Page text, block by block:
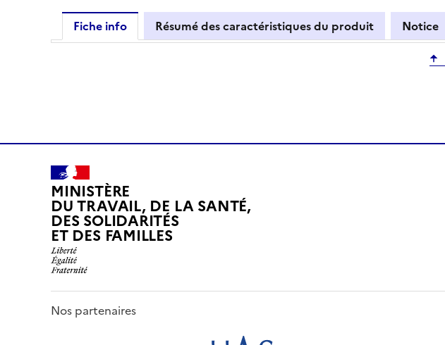
Fiche info Résumé des caractéristiques du produit Notice
MINISTÈRE
DU TRAVAIL, DE LA SANTÉ,
DES SOLIDARITÉS
ET DES FAMILLES
Nos partenaires